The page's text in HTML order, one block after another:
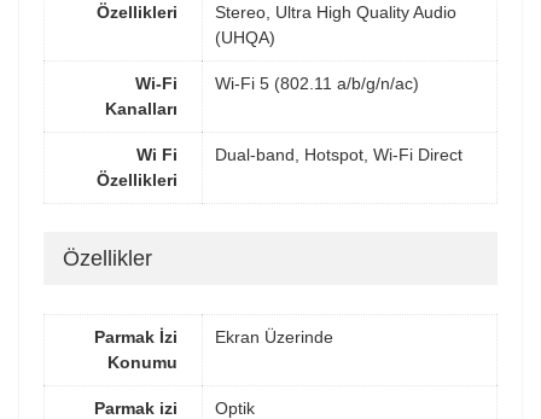
Özellikleri
Stereo, Ultra High Quality Audio
(UHQA)
Wi-Fi
Kanalları
Wi-Fi 5 (802.11 a/b/g/n/ac)
Wi Fi
Özellikleri
Dual-band, Hotspot, Wi-Fi Direct
Özellikler
Parmak İzi
Konumu
Ekran Üzerinde
Parmak izi
Optik